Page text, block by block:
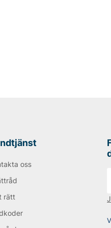
oss
rätt